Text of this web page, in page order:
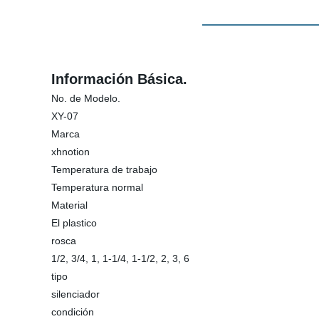
Información Básica.
No. de Modelo.
XY-07
Marca
xhnotion
Temperatura de trabajo
Temperatura normal
Material
El plastico
rosca
1/2, 3/4, 1, 1-1/4, 1-1/2, 2, 3, 6
tipo
silenciador
condición